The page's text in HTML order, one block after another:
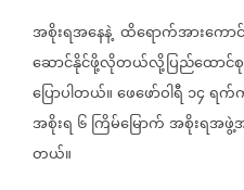
အစိုးရအနေနဲ့ ထိရောက်အားကော
ဆောင်နိုင်ဖို့လိုတယ်လို့ပြည်ထောင်စု
ပြောပါတယ်။ဖေဖော်ဝါရီ ၁၄ရက်
အစိုးရ ၆ကြိမ်မြောက်အစိုးရအဖွဲ့
တယ်။